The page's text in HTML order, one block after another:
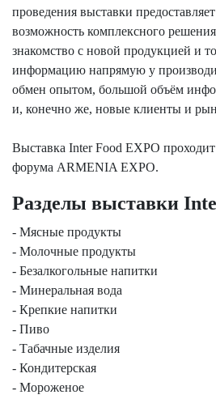
проведения выставки
возможность комплексного
знакомство с новой продукцией и
информацию напрямую у
обмен опытом, большой объём
и, конечно же, новые клиенты и
Выставка Inter Food EXPO
форума ARMENIA EXPO.
Разделы выставки
- Мясные продукты
- Молочные продукты
- Безалкогольные напитки
- Минеральная вода
- Крепкие напитки
- Пиво
- Табачные изделия
- Кондитерская
- Мороженое